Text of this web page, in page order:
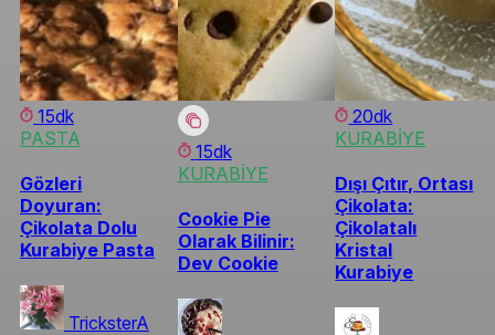
15dk
PASTA
Gözleri
Doyuran:
Çikolata Dolu
Kurabiye Pasta
TricksterA
15dk
KURABİYE
Cookie Pie
Olarak Bilinir:
Dev Cookie
20dk
KURABİYE
Dışı Çıtır, Ortası
Çikolata:
Çikolatalı
Kristal
Kurabiye